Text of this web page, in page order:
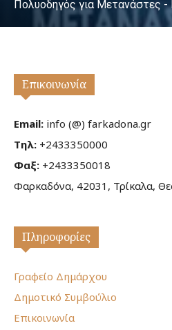
Πολυοδηγός για Μετανάστες -
Επικοινωνία
Email: info (@) farkadona.gr
Τηλ: +2433350000
Φαξ: +2433350018
Φαρκαδόνα, 42031, Τρίκαλα,
Πληροφορίες
Γραφείο Δημάρχου
Δημοτικό Συμβούλιο
Επικοινωνία